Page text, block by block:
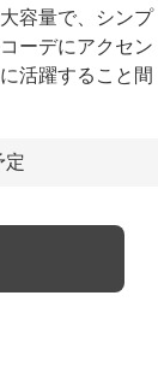
容量で、シンプ
ーデにアクセン
活躍すること間
定